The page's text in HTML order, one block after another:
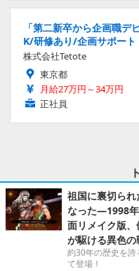
「第二新卒から企画職
K/研修あり/企画サポート
株式会社Tetote
東京都
月給27万円～34万円
正社員
祖国に裏切ら
なった―1998年
面リメイク版
が駆ける異色
約30年の歴史を誇
て登場！